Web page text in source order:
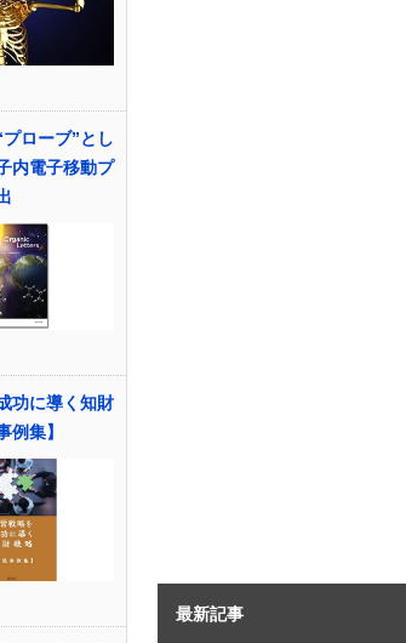
ローブ”とし
内電子移動プ
功に導く知財
例集】
最新記事